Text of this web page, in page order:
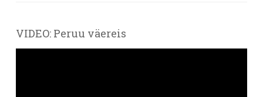
VIDEO: Peruu väereis